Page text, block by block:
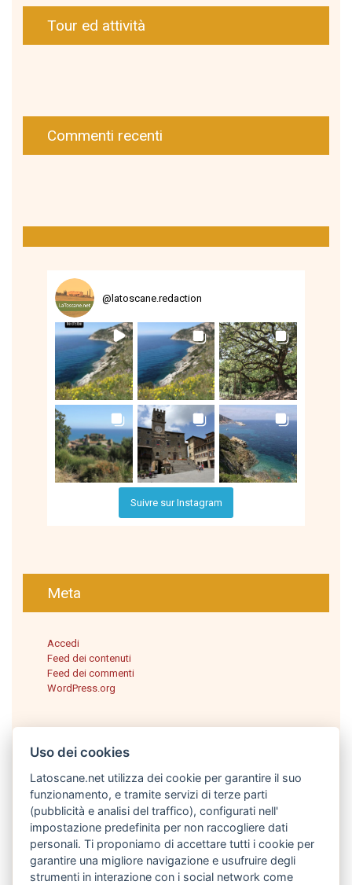
Tour ed attività
Commenti recenti
@latoscane.redaction
Suivre sur Instagram
Meta
Accedi
Feed dei contenuti
Feed dei commenti
WordPress.org
Italiano
Uso dei cookies
Latoscane.net utilizza dei cookie per garantire il suo
funzionamento, e tramite servizi di terze parti
(pubblicità e analisi del traffico), configurati nell'
impostazione predefinita per non raccogliere dati
personali. Ti proponiamo di accettare tutti i cookie per
garantire una migliore navigazione e usufruire degli
strumenti in interazione con i social network come